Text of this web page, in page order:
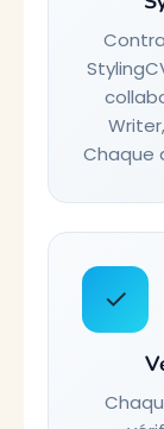
Chaque
✓